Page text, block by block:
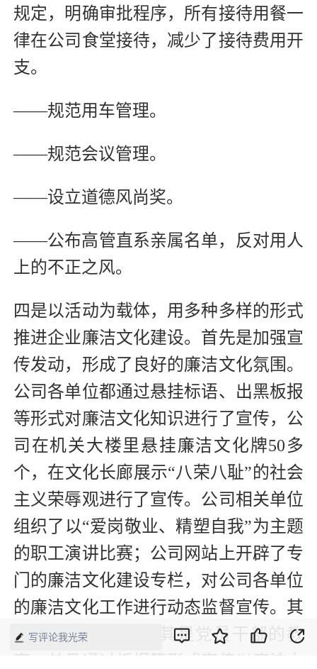
规定，明确审批程序，所有接待用餐一
律在公司食堂接待，减少了接待费用开
支。
——规范用车管理。
——规范会议管理。
——设立道德风尚奖。
——公布高管直系亲属名单，反对用人
上的不正之风。
四是以活动为载体，用多种多样的形式
推进企业廉洁文化建设。首先是加强宣
传发动，形成了良好的廉洁文化氛围。
公司各单位都通过悬挂标语、出黑板报
等形式对廉洁文化知识进行了宣传，公
司在机关大楼里悬挂廉洁文化牌50多
个，在文化长廊展示“八荣八耻”的社会
主义荣辱观进行了宣传。公司相关单位
组织了以“爱岗敬业、精塑自我”为主题
的职工演讲比赛；公司网站上开辟了专
门的廉洁文化建设专栏，对公司各单位
的廉洁文化工作进行动态监督宣传。其
次是加强对员工尤其是党员干部的教
育。并且通过板报等形式宣传以廉洁文
写评论我光荣